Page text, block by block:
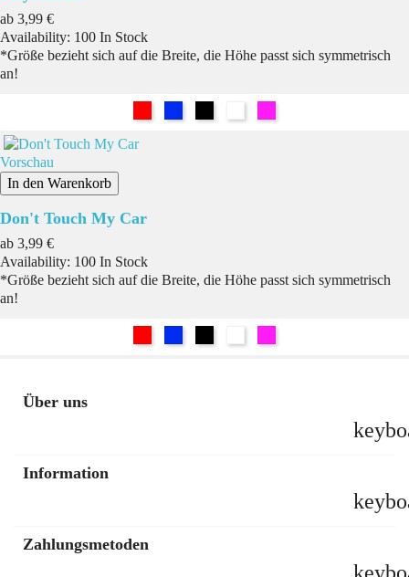
ab Preis
3,99 €
Availability: 100 In Stock
*Größe bezieht sich auf die Breite, die Höhe passt sich symmetrisch
an!
Vorschau
In den Warenkorb
Don't Touch My Car
ab Preis
3,99 €
Availability: 100 In Stock
*Größe bezieht sich auf die Breite, die Höhe passt sich symmetrisch
an!
Über uns
Information
Zahlungsmetoden